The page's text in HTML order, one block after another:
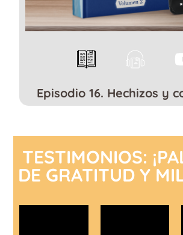
Episodio 16. Hechizos y
TESTIMONIOS:
DE GRATITUD Y